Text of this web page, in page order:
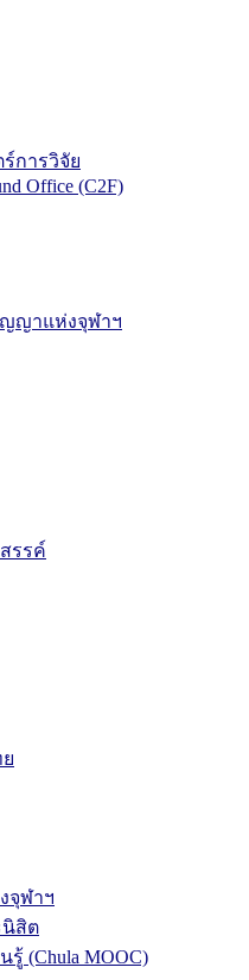
การวิจัย
Office (C2F)
ญาแห่งจุฬาฯ
รรค์
จุฬาฯ
นิสิต
(Chula MOOC)